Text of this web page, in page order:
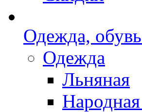
Одежда,
Одежда
Льняная